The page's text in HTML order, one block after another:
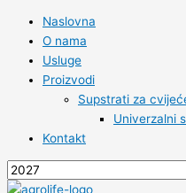
Naslovna
O nama
Usluge
Proizvodi
Supstrati za
Univerzalni
Kontakt